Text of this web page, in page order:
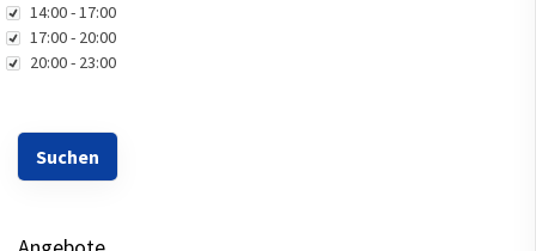
14:00 - 17:00
17:00 - 20:00
20:00 - 23:00